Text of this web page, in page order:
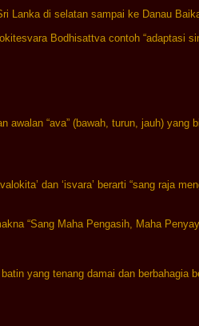
Lanka di selatan sampai ke Danau
Bodhisattva contoh
“ava” (bawah, turun, jauh)
dan ‘isvara’ berarti “sang raja
“Sang Maha Pengasih, Maha
yang tenang damai dan berbahagia